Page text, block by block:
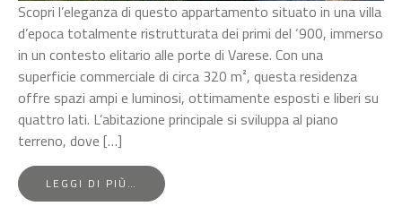
Scopri l’eleganza di questo appartamento situato in una villa
d’epoca totalmente ristrutturata dei primi del ‘900, immerso
in un contesto elitario alle porte di Varese. Con una
superficie commerciale di circa 320 m², questa residenza
offre spazi ampi e luminosi, ottimamente esposti e liberi su
quattro lati. L’abitazione principale si sviluppa al piano
terreno, dove […]
LEGGI DI PIÙ…
FROM
APPARTAMENTO